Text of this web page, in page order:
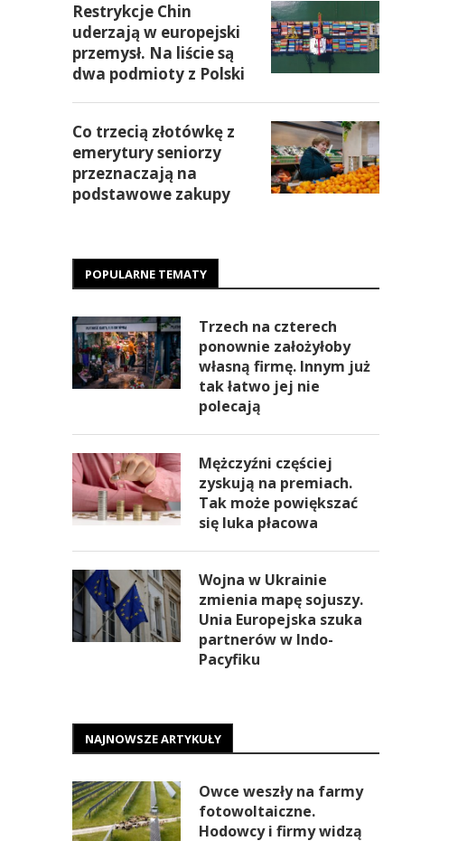
Restrykcje Chin
uderzają w europejski
przemysł. Na liście są
dwa podmioty z Polski
Co trzecią złotówkę z
emerytury seniorzy
przeznaczają na
podstawowe zakupy
POPULARNE TEMATY
Trzech na czterech
ponownie założyłoby
własną firmę. Innym już
tak łatwo jej nie
polecają
Mężczyźni częściej
zyskują na premiach.
Tak może powiększać
się luka płacowa
Wojna w Ukrainie
zmienia mapę sojuszy.
Unia Europejska szuka
partnerów w Indo-
Pacyfiku
NAJNOWSZE ARTYKUŁY
Owce weszły na farmy
fotowoltaiczne.
Hodowcy i firmy widzą